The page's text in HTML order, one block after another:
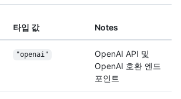
타입 값 Notes
"openai"
OpenAI API 및
OpenAI 호환 엔드
포인트